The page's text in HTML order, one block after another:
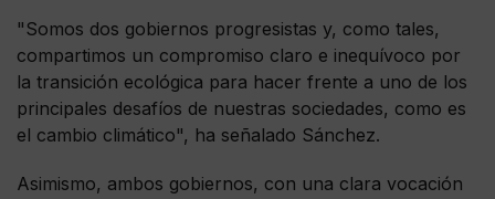
"Somos dos gobiernos progresistas y, como tales,
compartimos un compromiso claro e inequívoco por
la transición ecológica para hacer frente a uno de los
principales desafíos de nuestras sociedades, como es
el cambio climático", ha señalado Sánchez.
Asimismo, ambos gobiernos, con una clara vocación